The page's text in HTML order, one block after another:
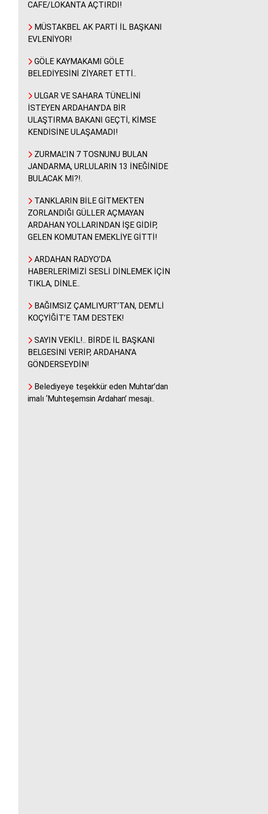
Kaçırılmaması Gereken
Sevinç Akçetin
Açmak Gerekir..
Yazıcıoğlu Ümit
Rahmi Koç ve Binali
Yıldırım
Sinan KARAÇAY
CHP NE YAPMALI?
Murat Akkuş
Bin Yılların Kürt Efsanesi:
HUKUKÇU GÖZÜYLE
İSLAM DÜNYASININ
BUMERANGI
Tülay Dikmen
BAŞKA AÇIKLAMASI
CAFE/LOKANTA AÇTIRDI!
MÜSTAKBEL AK PARTİ İL BAŞKANI
EVLENİYOR!
GÖLE KAYMAKAMI GÖLE
BELEDİYESİNİ ZİYARET ETTİ..
ULGAR VE SAHARA TÜNELİNİ
İSTEYEN ARDAHAN’DA BİR
ULAŞTIRMA BAKANI GEÇTİ, KİMSE
KENDİSİNE ULAŞAMADI!
ZURMAL’IN 7 TOSNUNU BULAN
JANDARMA, URLULARIN 13 İNEĞİNİDE
BULACAK MI?!.
TANKLARIN BİLE GİTMEKTEN
ZORLANDIĞI GÜLLER AÇMAYAN
ARDAHAN YOLLARINDAN İŞE GİDİP,
GELEN KOMUTAN EMEKLİYE GİTTİ!
ARDAHAN RADYO’DA
HABERLERİMİZİ SESLİ DİNLEMEK İÇİN
TIKLA, DİNLE..
BAĞIMSIZ ÇAMLIYURT’TAN, DEM’Lİ
KOÇYİĞİT’E TAM DESTEK!
SAYIN VEKİL!.. BİRDE İL BAŞKANI
BELGESİNİ VERİP, ARDAHAN’A
GÖNDERSEYDİN!
Belediyeye teşekkür eden Muhtar’dan
imalı ‘Muhteşemsin Ardahan’ mesajı..